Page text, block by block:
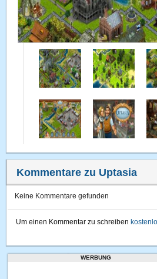
Kommentare zu Uptasia
Keine Kommentare gefunden
Um einen Kommentar zu schreiben
WERBUNG